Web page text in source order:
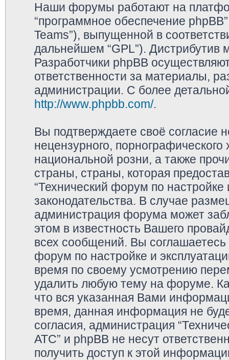
Наши форумы работают на
“программное обеспечение
Teams”), выпущенной в
дальнейшем “GPL”). Дистрибутив
Разработчики phpBB
ответственности за материалы,
администрации. С более
http://www.phpbb.com/.
Вы подтверждаете своё согласие
нецензурного, порнографического
национальной розни, а также
страны, страны, которая
“Технический форум по
законодательства. В случае
администрация форума может
этом в известность Вашего
всех сообщений. Вы
форум по настройке и
время по своему усмотрению
удалить любую тему на форуме.
что вся указанная Вами
время, данная информация не
согласия, администрация
АТС” и phpBB не несут
получить доступ к этой